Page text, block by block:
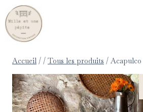
Accueil / / Tous les produits / Acapulco